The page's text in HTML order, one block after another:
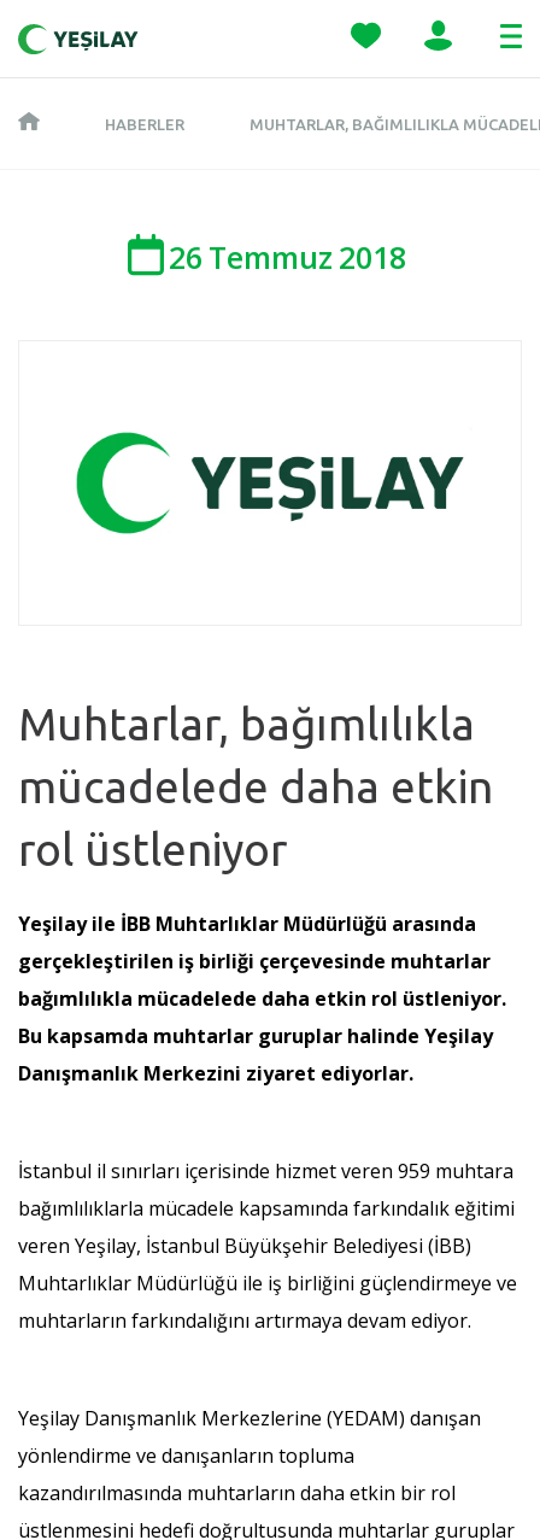
HABERLER MUHTARLAR, BAĞIMLILIKLA
26 Temmuz 2018
Muhtarlar, bağımlılıkla
mücadelede daha etkin
rol üstleniyor
Yeşilay ile İBB Muhtarlıklar Müdürlüğü arasında
gerçekleştirilen iş birliği çerçevesinde muhtarlar
bağımlılıkla mücadelede daha etkin rol üstleniyor.
Bu kapsamda muhtarlar guruplar halinde Yeşilay
Danışmanlık Merkezini ziyaret ediyorlar.
İstanbul il sınırları içerisinde hizmet veren 959 muhtara
bağımlılıklarla mücadele kapsamında farkındalık eğitimi
veren Yeşilay, İstanbul Büyükşehir Belediyesi (İBB)
Muhtarlıklar Müdürlüğü ile iş birliğini güçlendirmeye ve
muhtarların farkındalığını artırmaya devam ediyor.
Yeşilay Danışmanlık Merkezlerine (YEDAM) danışan
yönlendirme ve danışanların topluma
kazandırılmasında muhtarların daha etkin bir rol
üstlenmesini hedefi doğrultusunda muhtarlar guruplar